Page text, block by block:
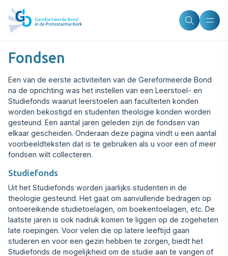
Fondsen
Een van de eerste activiteiten van de Gereformeerde Bond
na de oprichting was het instellen van een Leerstoel- en
Studiefonds waaruit leerstoelen aan faculteiten konden
worden bekostigd en studenten theologie konden worden
gesteund. Een aantal jaren geleden zijn de fondsen van
elkaar gescheiden. Onderaan deze pagina vindt u een aantal
voorbeeldteksten dat is te gebruiken als u voor een of meer
fondsen wilt collecteren.
Studiefonds
Uit het Studiefonds worden jaarlijks studenten in de
theologie gesteund. Het gaat om aanvullende bedragen op
ontoereikende studietoelagen, om boekentoelagen, etc. De
laatste jaren is ook nadruk komen te liggen op de zogeheten
late roepingen. Voor velen die op latere leeftijd gaan
studeren en voor een gezin hebben te zorgen, biedt het
Studiefonds de mogelijkheid om de studie aan te vangen of